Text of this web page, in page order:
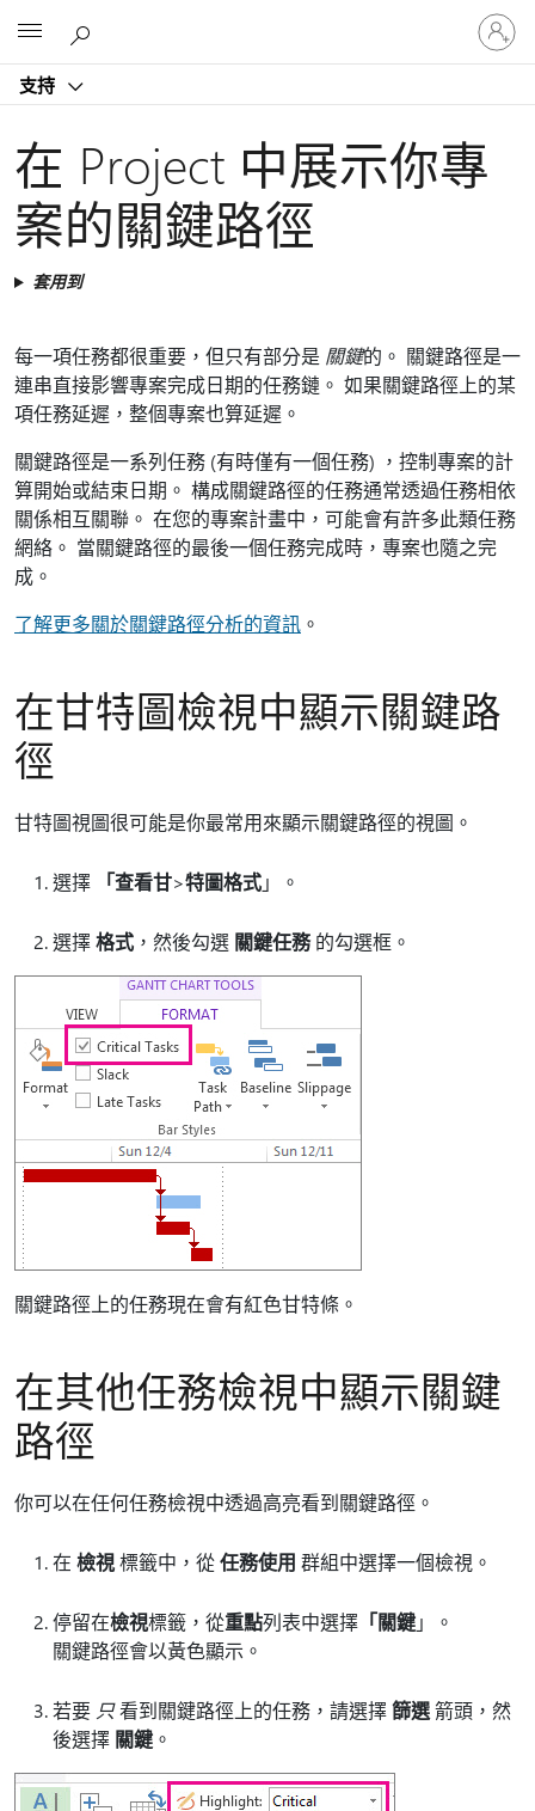
支持
登
入
您
戶
在 Project 中展示你專
案的關鍵路徑
套用到
每一項任務都很重要，但只有部分是 關鍵的。 關鍵路徑是一
連串直接影響專案完成日期的任務鏈。 如果關鍵路徑上的某
項任務延遲，整個專案也算延遲。
關鍵路徑是一系列任務 (有時僅有一個任務) ，控制專案的計
算開始或結束日期。 構成關鍵路徑的任務通常透過任務相依
關係相互關聯。 在您的專案計畫中，可能會有許多此類任務
網絡。 當關鍵路徑的最後一個任務完成時，專案也隨之完
成。
了解更多關於關鍵路徑分析的資訊 。
在甘特圖檢視中顯示關鍵路
徑
甘特圖視圖很可能是你最常用來顯示關鍵路徑的視圖。
選擇 「查看甘>特圖格式」。
選擇格式 ，然後勾選 關鍵任務的勾選框。
關鍵路徑上的任務現在會有紅色甘特條。
在其他任務檢視中顯示關鍵
路徑
你可以在任何任務檢視中透過高亮看到關鍵路徑。
在 檢視標籤中，從任務使用 群組中選擇一個檢視。
停留在檢視標籤，從重點列表中選擇 「關鍵」。
關鍵路徑會以黃色顯示。
若要 只看到關鍵路徑上的任務，請選擇篩選箭頭，然
後選擇 關鍵 。